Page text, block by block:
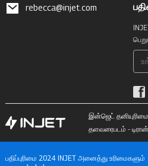
rebecca@injet.com
இன்ஜெட்
தளவரைபடம் -
பதிப்புரிமை 2024 INJET அனைத்து உரிமைகளும்